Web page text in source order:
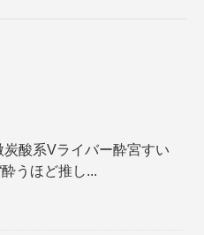
炭酸系Vライバー酔宮すい
うほど推し...